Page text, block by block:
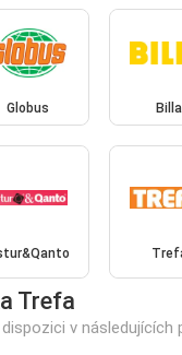
Globus Billa
Trefa
v